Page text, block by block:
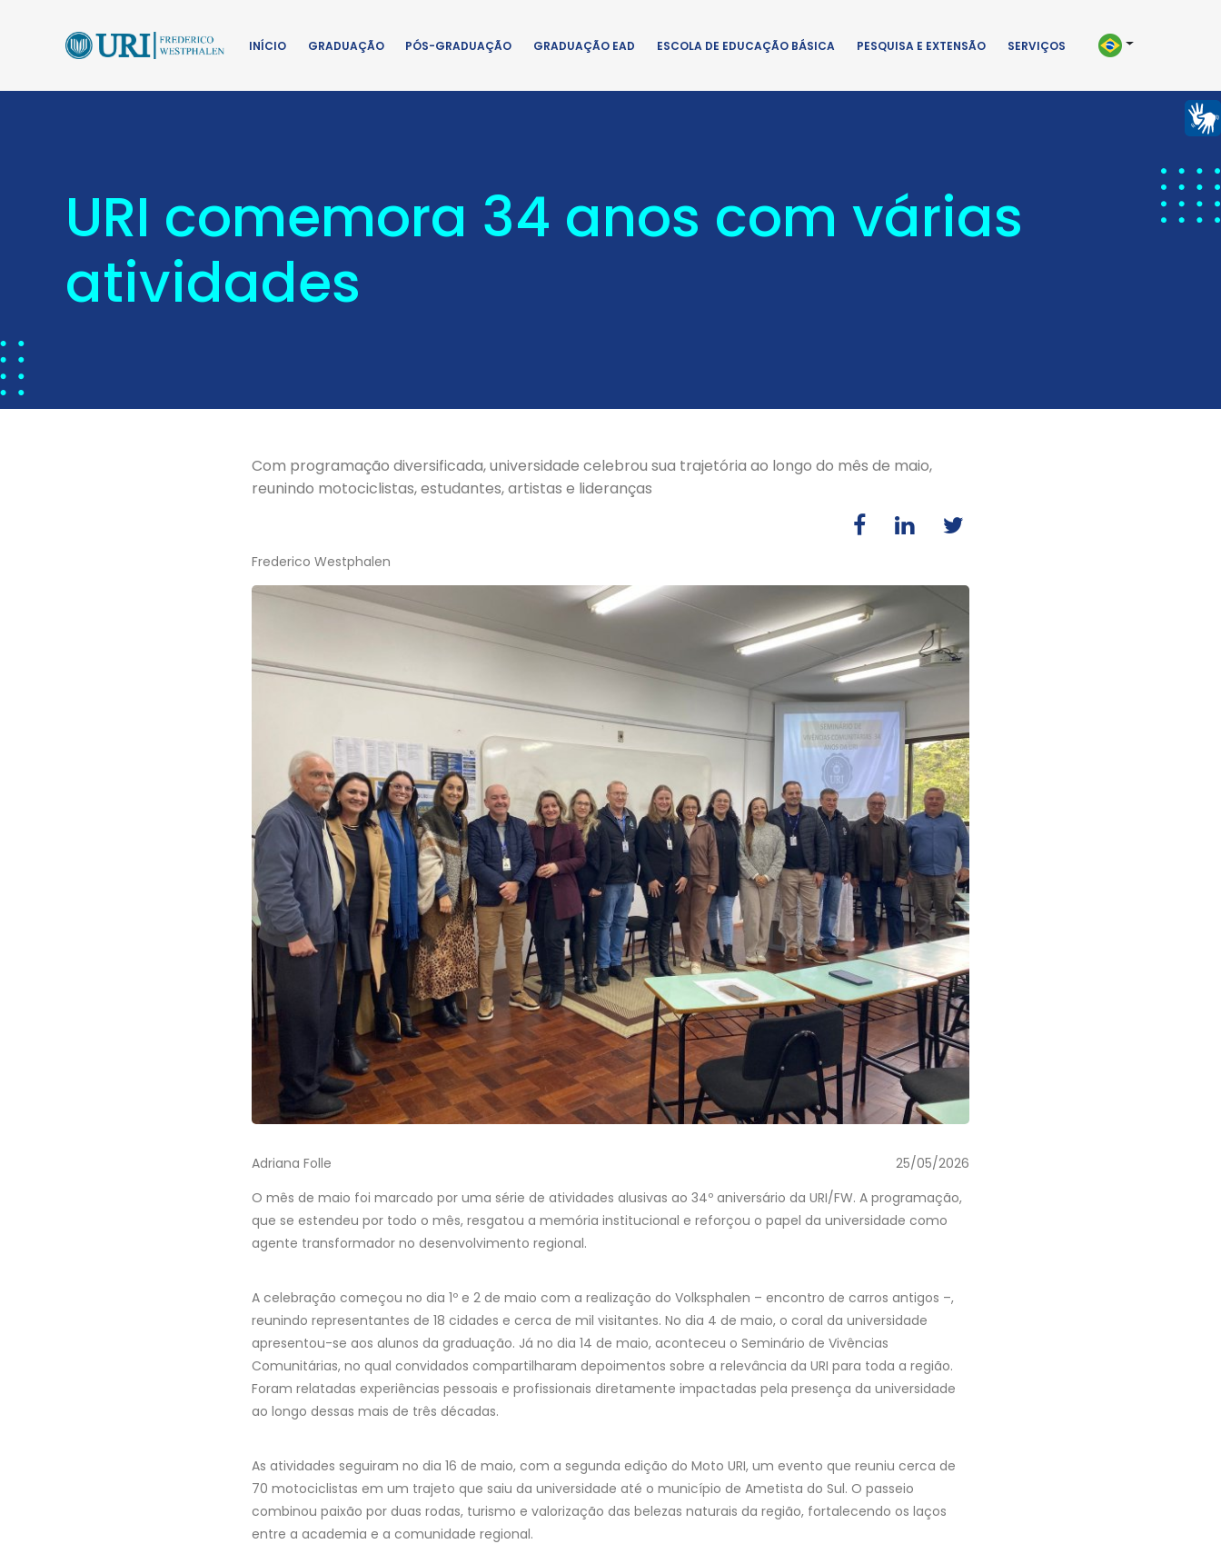
INÍCIO GRADUAÇÃO PÓS-GRADUAÇÃO GRADUAÇÃO EAD ESCOLA DE EDUCAÇÃO BÁSICA PESQUISA E EXTENSÃO SERVIÇOS
URI comemora 34 anos com várias
atividades
Com programação diversificada, universidade celebrou sua trajetória ao longo do mês de maio,
reunindo motociclistas, estudantes, artistas e lideranças
Frederico Westphalen
Adriana Folle
25/05/2026
O mês de maio foi marcado por uma série de atividades alusivas ao 34º aniversário da URI/FW. A programação,
que se estendeu por todo o mês, resgatou a memória institucional e reforçou o papel da universidade como
agente transformador no desenvolvimento regional.
A celebração começou no dia 1º e 2 de maio com a realização do Volksphalen – encontro de carros antigos –,
reunindo representantes de 18 cidades e cerca de mil visitantes. No dia 4 de maio, o coral da universidade
apresentou-se aos alunos da graduação. Já no dia 14 de maio, aconteceu o Seminário de Vivências
Comunitárias, no qual convidados compartilharam depoimentos sobre a relevância da URI para toda a região.
Foram relatadas experiências pessoais e profissionais diretamente impactadas pela presença da universidade
ao longo dessas mais de três décadas.
As atividades seguiram no dia 16 de maio, com a segunda edição do Moto URI, um evento que reuniu cerca de
70 motociclistas em um trajeto que saiu da universidade até o município de Ametista do Sul. O passeio
combinou paixão por duas rodas, turismo e valorização das belezas naturais da região, fortalecendo os laços
entre a academia e a comunidade regional.